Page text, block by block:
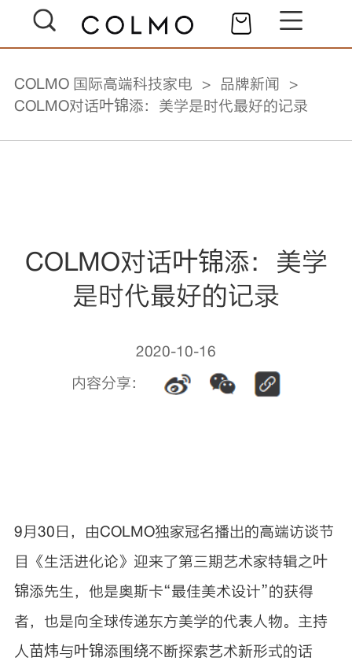
COLMO 国际高端科技家电
品牌新闻
COLMO对话叶锦添：美学是时代最好的记录
COLMO对话叶锦添：美学
是时代最好的记录
2020-10-16
内容分享：
9月30日，由COLMO独家冠名播出的高端访谈节
目《生活进化论》迎来了第三期艺术家特辑之叶
锦添先生，他是奥斯卡“最佳美术设计”的获得
者，也是向全球传递东方美学的代表人物。主持
人苗炜与叶锦添围绕不断探索艺术新形式的话